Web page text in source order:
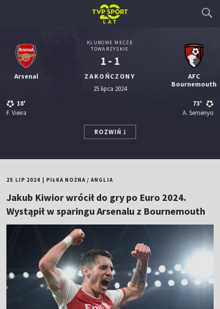
Arsenal
18'
F. Vieira
KLUBOWE MECZE
TOWARZYSKIE
1 - 1
ZAKOŃCZONY
25 lipca 2024
AFC
Bournemouth
73'
A. Semenyo
ROZWIŃ
25 LIP 2024 PIŁKA NOŻNA/ANGLIA
Jakub Kiwior wrócił do gry po Euro 2024.
Wystąpił w sparingu Arsenalu z Bournemouth